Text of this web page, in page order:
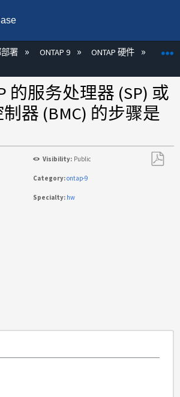
局层次
署 ONTAP 9 ONTAP 硬件
的服务处理器 (SP) 或
器 (BMC) 的步骤是
Visibility: Public
Category:ontap-9
Specialty: hw